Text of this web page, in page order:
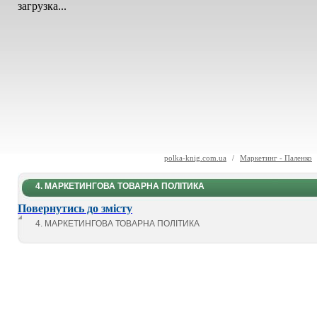
загрузка...
polka-knig.com.ua / Маркетинг - Паленко
4. МАРКЕТИНГОВА ТОВАРНА ПОЛІТИКА
Повернутись до змісту
4. МАРКЕТИНГОВА ТОВАРНА ПОЛІТИКА